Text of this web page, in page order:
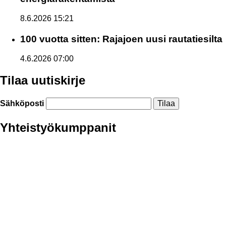
8.6.2026 15:21
100 vuotta sitten: Rajajoen uusi rautatiesilta
4.6.2026 07:00
Tilaa uutiskirje
Sähköposti
Yhteistyökumppanit